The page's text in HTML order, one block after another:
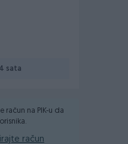
sata
račun na PIK-u da
račun